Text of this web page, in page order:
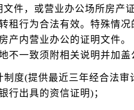
件，或营业办公场所房产
租行为合法有效。特殊情
产内营业办公的证明文件
不一致须附相关说明并加盖
制度(提供最近三年经合法
行出具的资信证明)；